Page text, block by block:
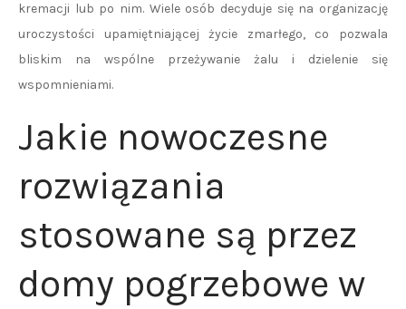
kremacji lub po nim. Wiele osób decyduje się na organizację
uroczystości upamiętniającej życie zmarłego, co pozwala
bliskim na wspólne przeżywanie żalu i dzielenie się
wspomnieniami.
Jakie nowoczesne
rozwiązania
stosowane są przez
domy pogrzebowe w